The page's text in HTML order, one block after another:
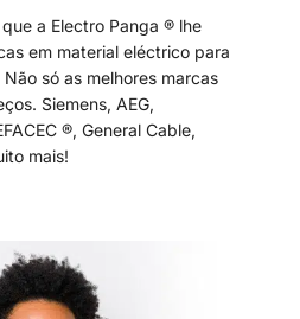
a Electro Panga ® lhe
em material eléctrico para
só as melhores marcas
Siemens, AEG,
®, General Cable,
mais!